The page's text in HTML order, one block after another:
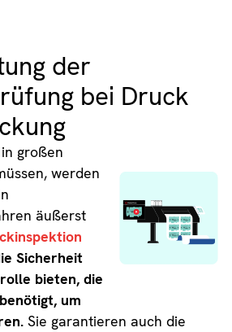
der
bei Druck
großen
werden
äußerst
Sicherheit
bieten, die
um
Sie garantieren auch die